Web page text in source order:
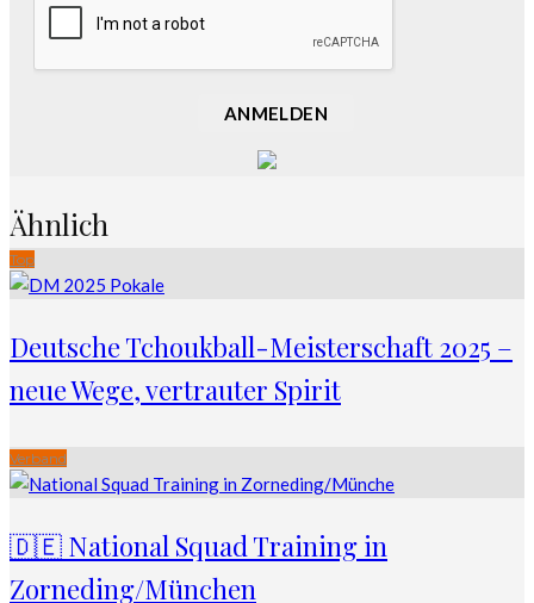
ANMELDEN
Ähnlich
Top
Deutsche Tchoukball-Meisterschaft 2025 –
neue Wege, vertrauter Spirit
Verband
🇩🇪 National Squad Training in
Zorneding/München